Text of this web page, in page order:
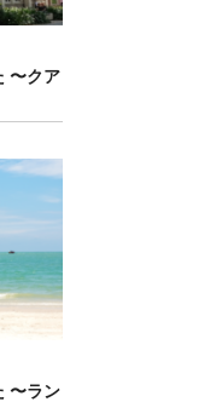
〜クア
〜ラン